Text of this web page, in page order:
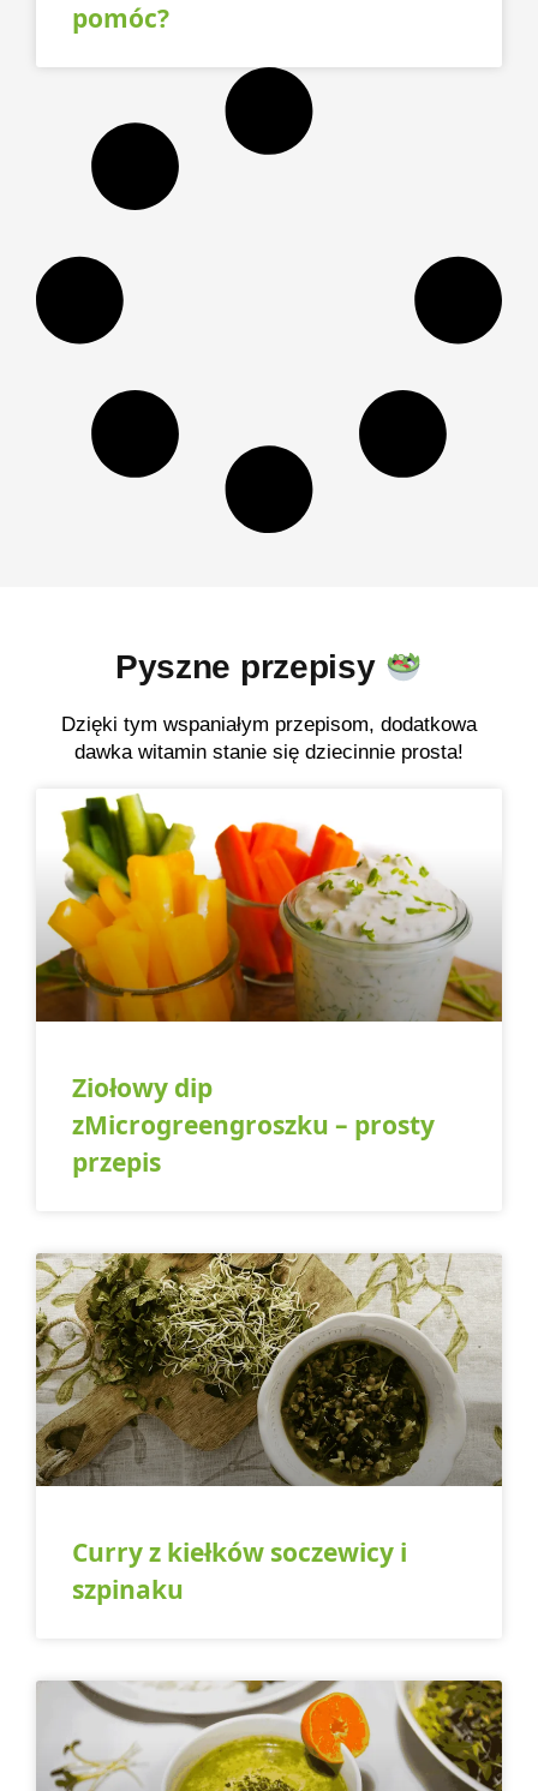
pomóc?
Pyszne przepisy
Dzięki tym wspaniałym przepisom, dodatkowa
dawka witamin stanie się dziecinnie prosta!
Ziołowy dip
zMicrogreengroszku – prosty
przepis
Curry z kiełków soczewicy i
szpinaku